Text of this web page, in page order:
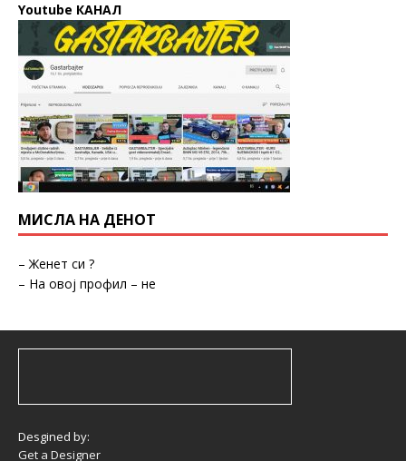
Youtube КАНАЛ
МИСЛА НА ДЕНОТ
– Женет си ?
– На овој профил – не
Desgined by:
Get a Designer